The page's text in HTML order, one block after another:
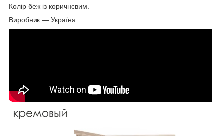
Колір беж із коричневим.
Виробник — Україна.